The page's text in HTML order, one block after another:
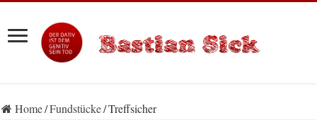
Home/Fundstücke/Treffsicher